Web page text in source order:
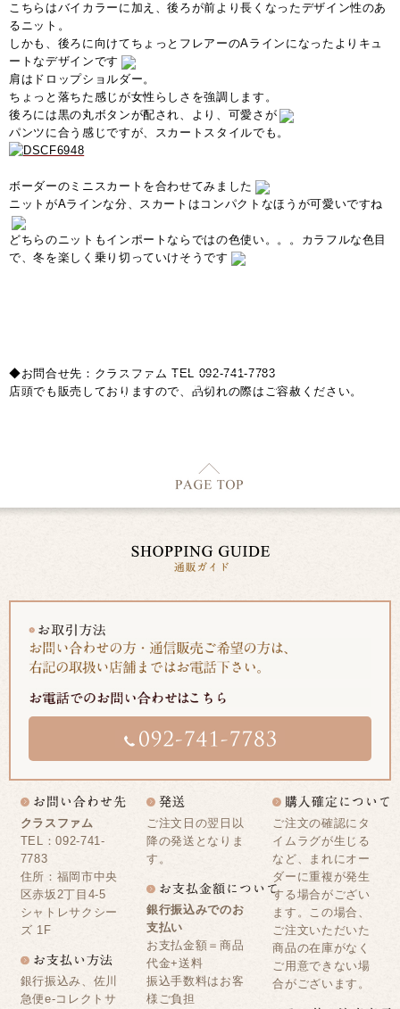
こちらはバイカラーに加え、後ろが前より長くなったデザイン性のあ
るニット。
しかも、後ろに向けてちょっとフレアーのAラインになったよりキュ
ートなデザインです
肩はドロップショルダー。
ちょっと落ちた感じが女性らしさを強調します。
後ろには黒の丸ボタンが配され、より、可愛さが
パンツに合う感じですが、スカートスタイルでも。
ボーダーのミニスカートを合わせてみました
ニットがAラインな分、スカートはコンパクトなほうが可愛いですね
どちらのニットもインポートならではの色使い。。。カラフルな色目
で、冬を楽しく乗り切っていけそうです
◆お問合せ先：クラスファム TEL 092-741-7783
店頭でも販売しておりますので、品切れの際はご容赦ください。
クラスファム
TEL：092-741-
7783
住所：福岡市中央
区赤坂2丁目4-5
シャトレサクシー
ズ 1F
銀行振込み、佐川
急便e-コレクトサ
ご注文日の翌日以
降の発送となりま
す。
銀行振込みでのお
支払い
お支払金額＝商品
代金+送料
振込手数料はお客
様ご負担
ご注文の確認にタ
イムラグが生じる
など、まれにオー
ダーに重複が発生
する場合がござい
ます。この場合、
ご注文いただいた
商品の在庫がなく
ご用意できない場
合がございます。